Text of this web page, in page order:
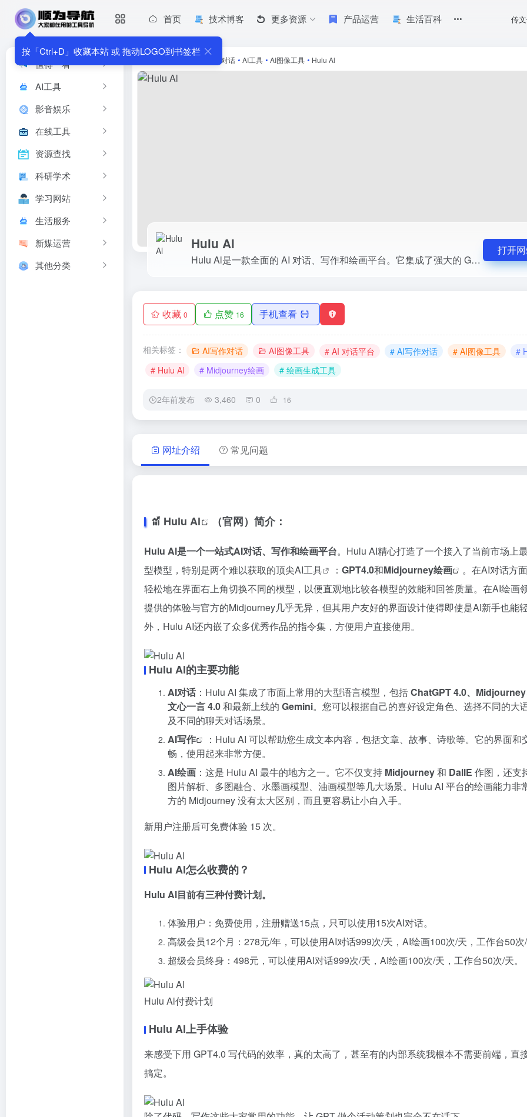
按「Ctrl+D」收藏本站 或 拖动LOGO到书签栏
首页 技术博客 更多资源 产品运营 生活百科 传
值得一看
AI工具
影音娱乐
在线工具
资源查找
科研学术
学习网站
生活服务
新媒运营
其他分类
AI写作对话 • AI工具 • AI图像工具 • Hulu Al
Hulu Al
Hulu Al是一款全面的 AI 对话、写作和绘画平台。它集成了强大的 GPT-4 模型，以及其他一些优秀的 AI 模型，使用户能够进行自然对话、创作文本和生成图像。
打开
收藏 0 点赞 16 手机查看
相关标签： AI写作对话 AI图像工具 # AI 对话平台 # AI写作对话 # AI图像工具
#
# Hulu Al
# Midjourney绘画 # 绘画生成工具
2年前发布 3,460 0 16
Hulu Al
Hulu Al是一款全面的 AI 对话、写作和绘画平台。它集成了强大的 GPT-4 模型，以及其他一些优秀的 AI 模型，使用户能够进行自然对话、创作文
网址介绍 常见问题
Hulu Al （官网）简介：
Hulu Al是一个一站式AI对话、写作和绘画平台。Hulu AI精心打造了一个接入了当前市场上
型模型，特别是两个难以获取的顶尖AI工具 ： GPT4.0和Midjourney绘画
。在AI对话方
轻松地在界面右上角切换不同的模型，以便直观地比较各模型的效能和回答质量。在AI绘画
提供的体验与官方的Midjourney几乎无异，但其用户友好的界面设计使得即使是AI新手也能
外，Hulu AI还内嵌了众多优秀作品的指令集，方便用户直接使用。
Hulu Al的主要功能
AI对话 ：Hulu AI 集成了市面上常用的大型语言模型，包括ChatGPT 4.0、Midjourney
文心一言 4.0和最新上线的 Gemini。您可以根据自己的喜好设定角色、选择不同的大
及不同的聊天对话场景。
AI写作
：Hulu AI 可以帮助您生成文本内容，包括文章、故事、诗歌等。它的界面和
畅，使用起来非常方便。
AI绘画 ：这是 Hulu AI 最牛的地方之一。它不仅支持 Midjourney和 DallE 作图，还支
图片解析、多图融合、水墨画模型、油画模型等几大场景。Hulu AI 平台的绘画能力非
方的 Midjourney 没有太大区别，而且更容易让小白入手。
新用户注册后可免费体验 15 次。
Hulu Al怎么收费的？
Hulu Al目前有三种付费计划。
体验用户：免费使用，注册赠送15点，只可以使用15次AI对话。
高级会员12个月：278元/年，可以使用AI对话999次/天，AI绘画100次/天，工作台50次/
超级会员终身：498元，可以使用AI对话999次/天，AI绘画100次/天，工作台50次/天。
Hulu Al付费计划
Hulu Al上手体验
来感受下用 GPT4.0 写代码的效率，真的太高了，甚至有的内部系统我根本不需要前端，直
搞定。